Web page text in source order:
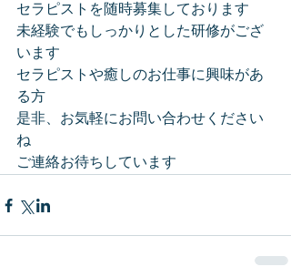
セラピストを随時募集しております
未経験でもしっかりとした研修がござ
います
セラピストや癒しのお仕事に興味があ
る方
是非、お気軽にお問い合わせください
ね
ご連絡お待ちしています